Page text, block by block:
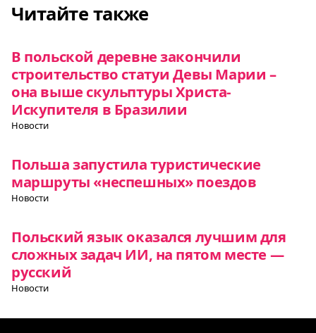
Читайте также
В польской деревне закончили
строительство статуи Девы Марии –
она выше скульптуры Христа-
Искупителя в Бразилии
Новости
Польша запустила туристические
маршруты «неспешных» поездов
Новости
Польский язык оказался лучшим для
сложных задач ИИ, на пятом месте —
русский
Новости